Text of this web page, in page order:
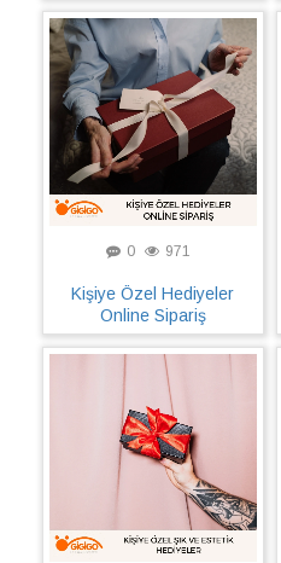
0 971
Kişiye Özel Hediyeler
Online Sipariş